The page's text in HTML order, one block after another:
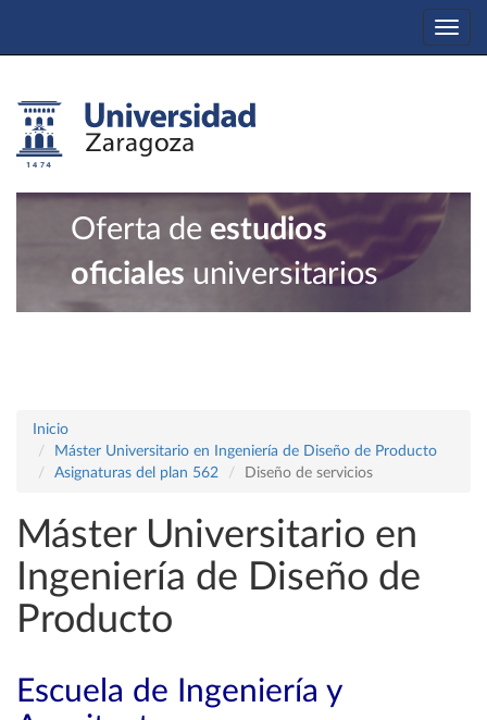
Oferta de estudios
oficiales universitarios
Inicio
Máster Universitario en Ingeniería de Diseño de Producto
Asignaturas del plan 562
Diseño de servicios
Máster Universitario en
Ingeniería de Diseño de
Producto
Escuela de Ingeniería y